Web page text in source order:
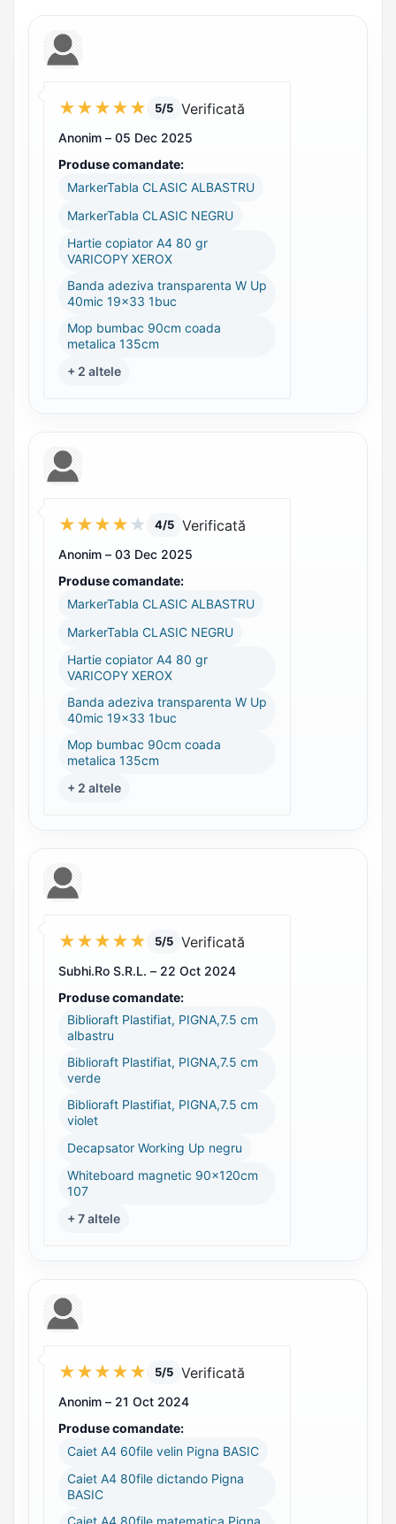
★★★★★ 5/5 Verificată
Anonim – 05 Dec 2025
Produse comandate:
MarkerTabla CLASIC ALBASTRU
MarkerTabla CLASIC NEGRU
Hartie copiator A4 80 gr
VARICOPY XEROX
Banda adeziva transparenta W Up
40mic 19x33 1buc
Mop bumbac 90cm coada
metalica 135cm
+ 2 altele
★★★★ ★ 4/5 Verificată
Anonim – 03 Dec 2025
Produse comandate:
MarkerTabla CLASIC ALBASTRU
MarkerTabla CLASIC NEGRU
Hartie copiator A4 80 gr
VARICOPY XEROX
Banda adeziva transparenta W Up
40mic 19x33 1buc
Mop bumbac 90cm coada
metalica 135cm
+ 2 altele
★★★★★ 5/5 Verificată
Subhi.Ro S.R.L. – 22 Oct 2024
Produse comandate:
Biblioraft Plastifiat, PIGNA,7.5 cm
albastru
Biblioraft Plastifiat, PIGNA,7.5 cm
verde
Biblioraft Plastifiat, PIGNA,7.5 cm
violet
Decapsator Working Up negru
Whiteboard magnetic 90x120cm
107
+ 7 altele
★★★★★ 5/5 Verificată
Anonim – 21 Oct 2024
Produse comandate:
Caiet A4 60file velin Pigna BASIC
Caiet A4 80file dictando Pigna
BASIC
Caiet A4 80file matematica Pigna